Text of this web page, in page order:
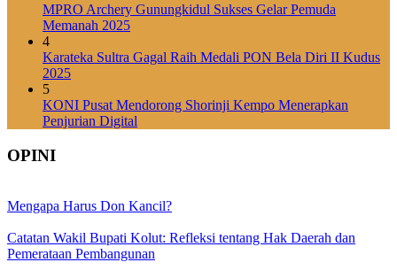
MPRO Archery Gunungkidul Sukses Gelar Pemuda
Memanah 2025
4
Karateka Sultra Gagal Raih Medali PON Bela Diri II Kudus
2025
5
KONI Pusat Mendorong Shorinji Kempo Menerapkan
Penjurian Digital
OPINI
Mengapa Harus Don Kancil?
Catatan Wakil Bupati Kolut: Refleksi tentang Hak Daerah dan
Pemerataan Pembangunan